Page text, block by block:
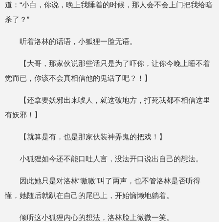
道：“小白，你说，晚上我睡着的时候，那人会不会上门把我给暗
杀了？”
听着洛林的话语，小狐狸一脸无语。
【大哥，那家伙说那些话只是为了吓你，让你今晚上睡不着
觉而已，你该不会真相信他的鬼话了吧？！】
【还拿要妖邪出来唬人，就这破地方，打死我都不相信这里
有妖邪！】
【就算是有，也是那家伙装神弄鬼的把戏！】
小狐狸如今还不能口吐人言，没法开口说出自己的想法。
因此她只是对洛林“嗷嗷”叫了两声，也不管洛林是否听得
懂，她随后就趴在自己的尾巴上，开始慵懒地躺着。
倾听这小狐狸内心的想法，洛林脸上微微一笑。